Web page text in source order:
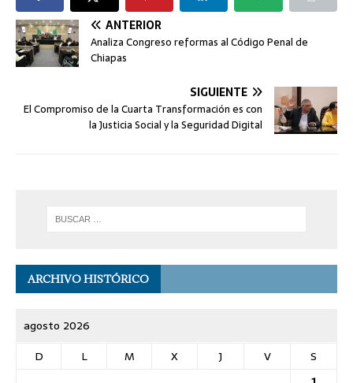
ANTERIOR
Analiza Congreso reformas al Código Penal de
Chiapas
SIGUIENTE
El Compromiso de la Cuarta Transformación es con
la Justicia Social y la Seguridad Digital
ARCHIVO HISTÓRICO
agosto 2026
D
L M X J V
S